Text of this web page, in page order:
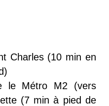
Charles (10 min en
le Métro M2 (vers
(7 min à pied de